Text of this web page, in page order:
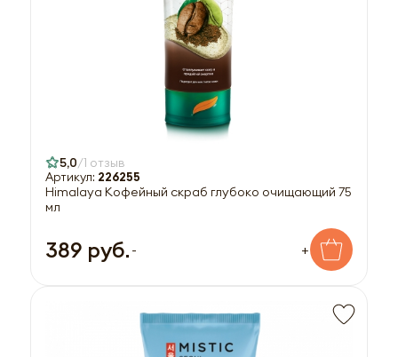
5,0 1 отзыв
Артикул: 226255
Himalaya Кофейный cкраб глубоко очищающий 75
мл
389 руб. - +